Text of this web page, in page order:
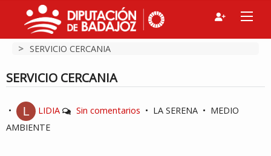
> SERVICIO CERCANIA
SERVICIO CERCANIA
• LIDIA Sin comentarios • LA SERENA • MEDIO
AMBIENTE